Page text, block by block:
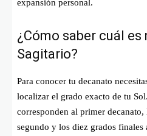
expansión personal.
¿Cómo saber cuál
Sagitario?
Para conocer tu decanato
localizar el grado exacto de tu
corresponden al primer
segundo y los diez grados finales